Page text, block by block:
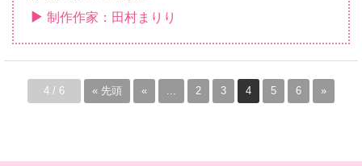
制作作家：田村まりり
4 / 6 « 先頭 « 2 3 4 5 6 »